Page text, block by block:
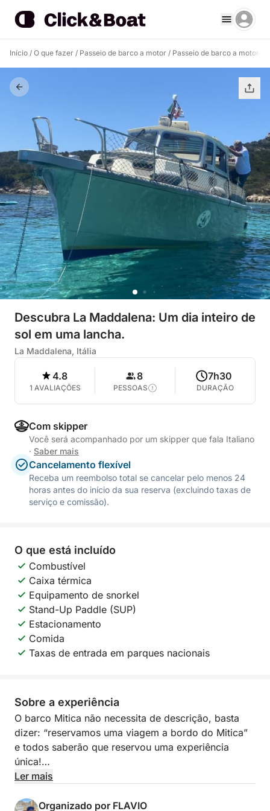
Início / O que fazer / Passeio de barco a motor / Passeio de barco a motor
Descubra La Maddalena: Um dia inteiro de
sol em uma lancha.
La Maddalena, Itália
4.8
1 AVALIAÇÕES
8
PESSOAS
7h30
DURAÇÃO
Com skipper
Você será acompanhado por um skipper que fala Italiano
· Saber mais
Cancelamento flexível
Receba um reembolso total se cancelar pelo menos 24
horas antes do início da sua reserva (excluindo taxas de
serviço e comissão).
O que está incluído
Combustível
Caixa térmica
Equipamento de snorkel
Stand-Up Paddle (SUP)
Estacionamento
Comida
Taxas de entrada em parques nacionais
Sobre a experiência
O barco Mitica não necessita de descrição, basta
dizer: “reservamos uma viagem a bordo do Mitica”
e todos saberão que reservou uma experiência
única!
O Mitica é um cruzador de cabine de 9 metros que
empurram em segurança para descobrir o
Ler mais
Organizado por FLAVIO